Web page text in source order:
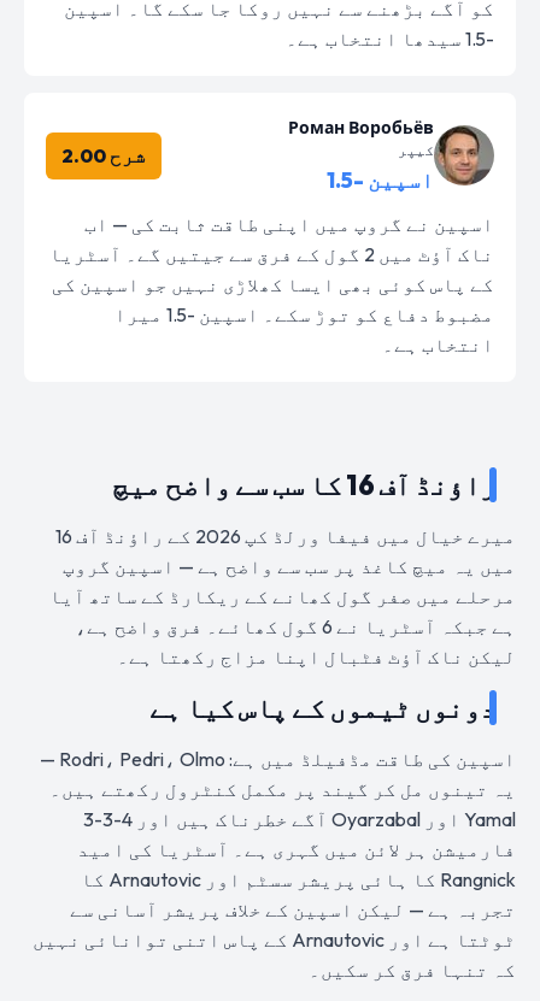
کو آگے بڑھنے سے نہیں روکا جا سکے گا۔ اسپین
-1.5 سیدھا انتخاب ہے۔
Роман Воробьёв
کیپر
اسپین -1.5
شرح 2.00
اسپین نے گروپ میں اپنی طاقت ثابت کی — اب
ناک آؤٹ میں 2 گول کے فرق سے جیتیں گے۔ آسٹریا
کے پاس کوئی بھی ایسا کھلاڑی نہیں جو اسپین کی
مضبوط دفاع کو توڑ سکے۔ اسپین -1.5 میرا
انتخاب ہے۔
راؤنڈ آف 16 کا سب سے واضح میچ
میرے خیال میں فیفا ورلڈ کپ 2026 کے راؤنڈ آف 16
میں یہ میچ کاغذ پر سب سے واضح ہے — اسپین گروپ
مرحلے میں صفر گول کھانے کے ریکارڈ کے ساتھ آیا
ہے جبکہ آسٹریا نے 6 گول کھائے۔ فرق واضح ہے،
لیکن ناک آؤٹ فٹبال اپنا مزاج رکھتا ہے۔
دونوں ٹیموں کے پاس کیا ہے
اسپین کی طاقت مڈفیلڈ میں ہے: Rodri، Pedri، Olmo —
یہ تینوں مل کر گیند پر مکمل کنٹرول رکھتے ہیں۔
Yamal اور Oyarzabal آگے خطرناک ہیں اور 4-3-3
فارمیشن ہر لائن میں گہری ہے۔ آسٹریا کی امید
Rangnick کا ہائی پریشر سسٹم اور Arnautovic کا
تجربہ ہے — لیکن اسپین کے خلاف پریشر آسانی سے
ٹوٹتا ہے اور Arnautovic کے پاس اتنی توانائی نہیں
کہ تنہا فرق کر سکیں۔